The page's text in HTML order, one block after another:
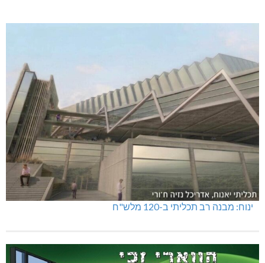
ינוח: מבנה רב תכליתי ב-120 מלש"ח